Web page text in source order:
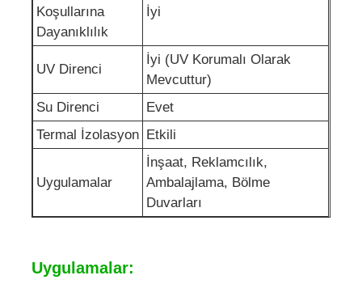
Koşullarına
Dayanıklılık
İyi
UV Direnci
İyi (UV Korumalı Olarak
Mevcuttur)
Su Direnci
Evet
Termal İzolasyon Etkili
Uygulamalar
İnşaat, Reklamcılık,
Ambalajlama, Bölme
Duvarları
Uygulamalar: